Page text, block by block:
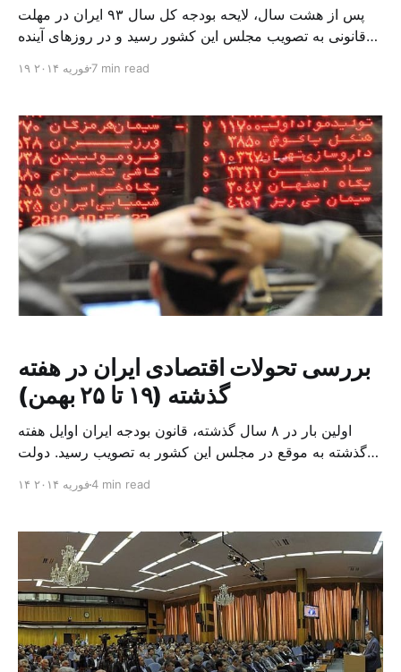
پس از هشت سال، لایحه بودجه کل سال ۹٣ ایران در مهلت
قانونی به تصویب مجلس این کشور رسید و در روزهای آینده
حسن روحانی ابلاغ خواهد شد. همانگونه که پیش بینی می شد
۱۹ فوریه ۲۰۱۴7 min read
بررسی تحولات اقتصادی ایران در هفته
گذشته (۱۹ تا ۲۵ بهمن)
اولین بار در ۸ سال گذشته، قانون بودجه ایران اوایل هفته
گذشته به موقع در مجلس این کشور به تصویب رسید. دولت
تاخیر و بودجه سال آخر را با ۸۴ روز تاخیر تحویل مجلس داد،
۱۴ فوریه ۲۰۱۴4 min read